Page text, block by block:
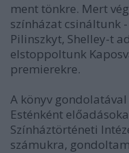
ment tönkre. Mert
színházat csináltunk
Pilinszkyt, Shelley-t
elstoppoltunk
premierekre.
A könyv
Esténként
Színháztörténeti
számukra,